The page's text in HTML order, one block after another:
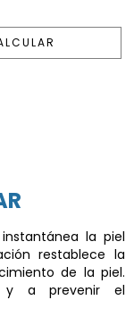
la piel
restablece la
de la piel.
y a prevenir el